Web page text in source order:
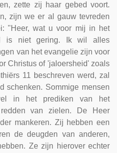
zette zij haar gebed voort.
zijn we er al gauw tevreden
"Heer, wat u voor mij in het
is niet gering. Ik wil alles
van het evangelie zijn voor
Christus of 'jaloersheid' zoals
11 beschreven werd, zal
schenken. Sommige mensen
in het prediken van het
van zielen. De Heer
mankeren. Zij hebben een
de deugden van anderen,
Ze zijn hierover echter